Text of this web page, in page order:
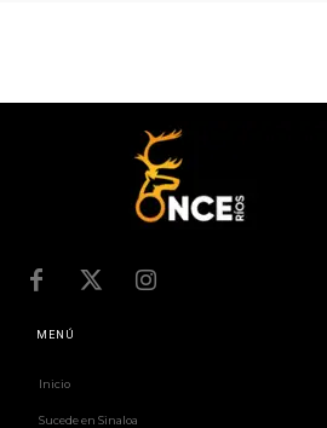
MENÚ
Inicio
Sucede en Sinaloa